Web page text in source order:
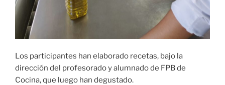
Los participantes han elaborado recetas, bajo la
dirección del profesorado y alumnado de FPB de
Cocina, que luego han degustado.